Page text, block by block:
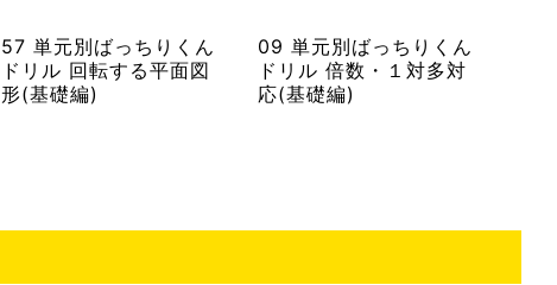
57 単元別ばっちりくん
ドリル 回転する平面図
形(基礎編)
09 単元別ばっちりくん
ドリル 倍数・１対多対
応(基礎編)